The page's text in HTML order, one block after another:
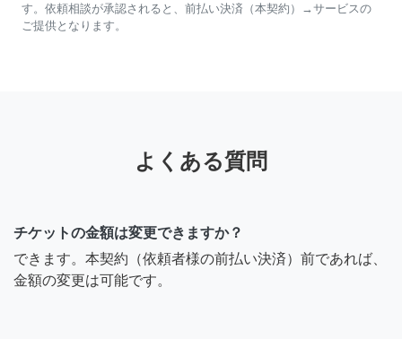
す。依頼相談が承認されると、前払い決済（本契約）→サービスの
ご提供となります。
よくある質問
チケットの金額は変更できますか？
できます。本契約（依頼者様の前払い決済）前であれば、
金額の変更は可能です。